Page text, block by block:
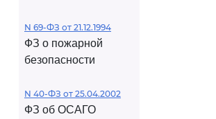
N 69-ФЗ от 21.12.1994
ФЗ о пожарной
безопасности
N 40-ФЗ от 25.04.2002
ФЗ об ОСАГО